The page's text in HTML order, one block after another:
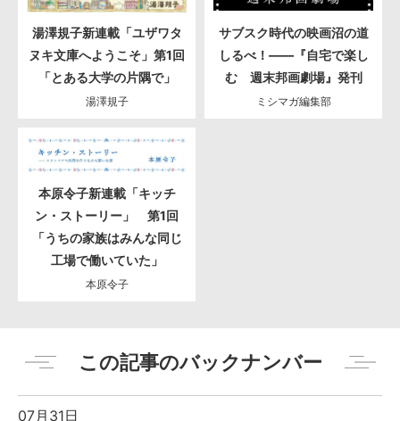
湯澤規子新連載「ユザワタ
ヌキ文庫へようこそ」第1回
「とある大学の片隅で」
湯澤規子
サブスク時代の映画沼の道
しるべ！――『自宅で楽し
む 週末邦画劇場』発刊
ミシマガ編集部
本原令子新連載「キッチ
ン・ストーリー」 第1回
「うちの家族はみんな同じ
工場で働いていた」
本原令子
この記事のバックナンバー
07月31日